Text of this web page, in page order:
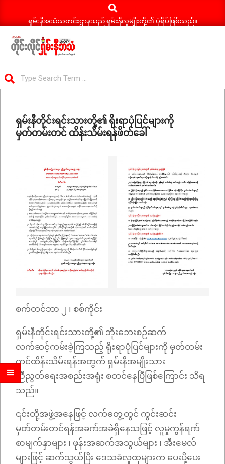
Search
ရှမ်းနီအသံသတင်းဌာနသည် ရှမ်းနီလူမျိုးတို့၏ ပုံရိပ်ဖြစ်သည်။
ရှမ်း
နီ
သတင်း
Menuရှမ်းနီတိုင်းရင်းသားတို့၏ ရိုးရာပုံပြင်များကို
မှတ်တမ်းတင် ထိန်းသိမ်းရန်ဖိတ်ခေါ်
စက်တင်ဘာ ၂ ၊ စစ်ကိုင်း
ရှမ်းနီတိုင်းရင်းသားတို့၏ ဘိုးဘေးစဉ်ဆက်
လက်ဆင့်ကမ်းခဲ့ကြသည့် ရိုးရာပုံပြင်များကို မှတ်တမ်း
တင်ထိန်းသိမ်းရန်အတွက် ရှမ်းနီအမျိုးသား
ညီညွတ်ရေးအစည်းအရုံး စတင်နေပြီဖြစ်ကြောင်း သိရ
သည်။
၎င်းတို့အဖွဲ့အနေဖြင့် လက်တွေ့တွင် ကွင်းဆင်း
မှတ်တမ်းတင်ရန်အခက်အခဲရှိနေသဖြင့် လူမှုကွန်ရက်
စာမျက်နှာများ ၊ ဖုန်းအဆက်အသွယ််များ ၊ အီးမေလ်
များဖြင့် ဆက်သွယ်ပြီး ဒေသခံလူထုများက ပေးပို့ပေး